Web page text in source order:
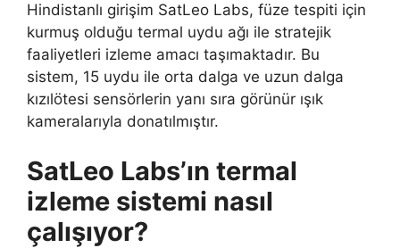
Hindistanlı girişim SatLeo Labs, füze tespiti için
kurmuş olduğu termal uydu ağı ile stratejik
faaliyetleri izleme amacı taşımaktadır. Bu
sistem, 15 uydu ile orta dalga ve uzun dalga
kızılötesi sensörlerin yanı sıra görünür ışık
kameralarıyla donatılmıştır.
SatLeo Labs’ın termal
izleme sistemi nasıl
çalışıyor?